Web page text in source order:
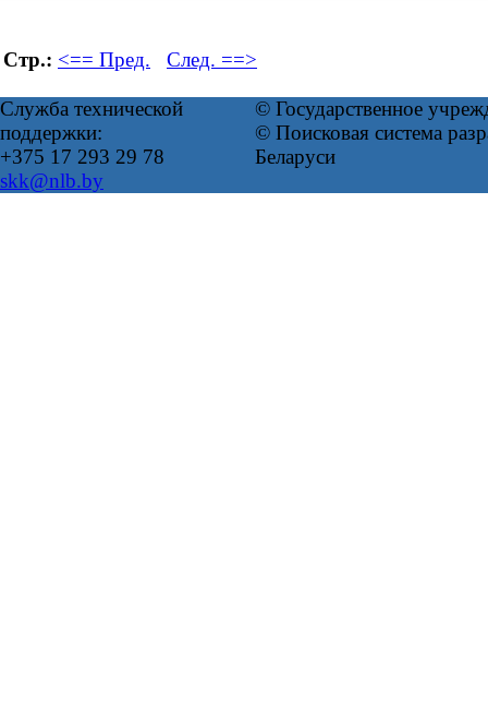
Стр.: <== Пред. След. ==>
Служба технической
поддержки:
+375 17 293 29 78
skk@nlb.by
© Государственное
© Поисковая система
Беларуси